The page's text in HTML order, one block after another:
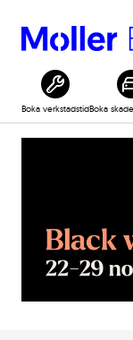
Boka verkstadstidBoka